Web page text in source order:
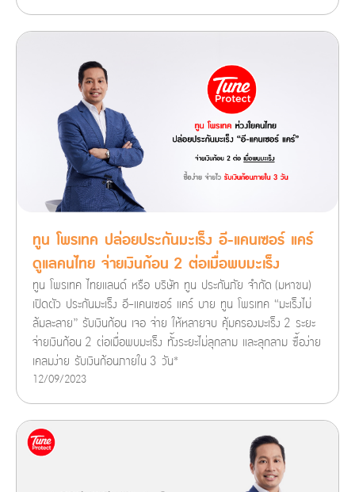
ทูน โพรเทค ปล่อยประกันมะเร็ง อี-แคนเซอร์ แคร์
ดูแลคนไทย จ่ายเงินก้อน 2 ต่อเมื่อพบมะเร็ง
ทูน โพรเทค ไทยแลนด์ หรือ บริษัท ทูน ประกันภัย จำกัด (มหาชน)
เปิดตัว ประกันมะเร็ง อี-แคนเซอร์ แคร์ บาย ทูน โพรเทค “มะเร็งไม่
ล้มละลาย” รับเงินก้อน เจอ จ่าย ให้หลายจบ คุ้มครองมะเร็ง 2 ระยะ
จ่ายเงินก้อน 2 ต่อเมื่อพบมะเร็ง ทั้งระยะไม่ลุกลาม และลุกลาม ซื้อง่าย
เคลมง่าย รับเงินก้อนภายใน 3 วัน*
12/09/2023